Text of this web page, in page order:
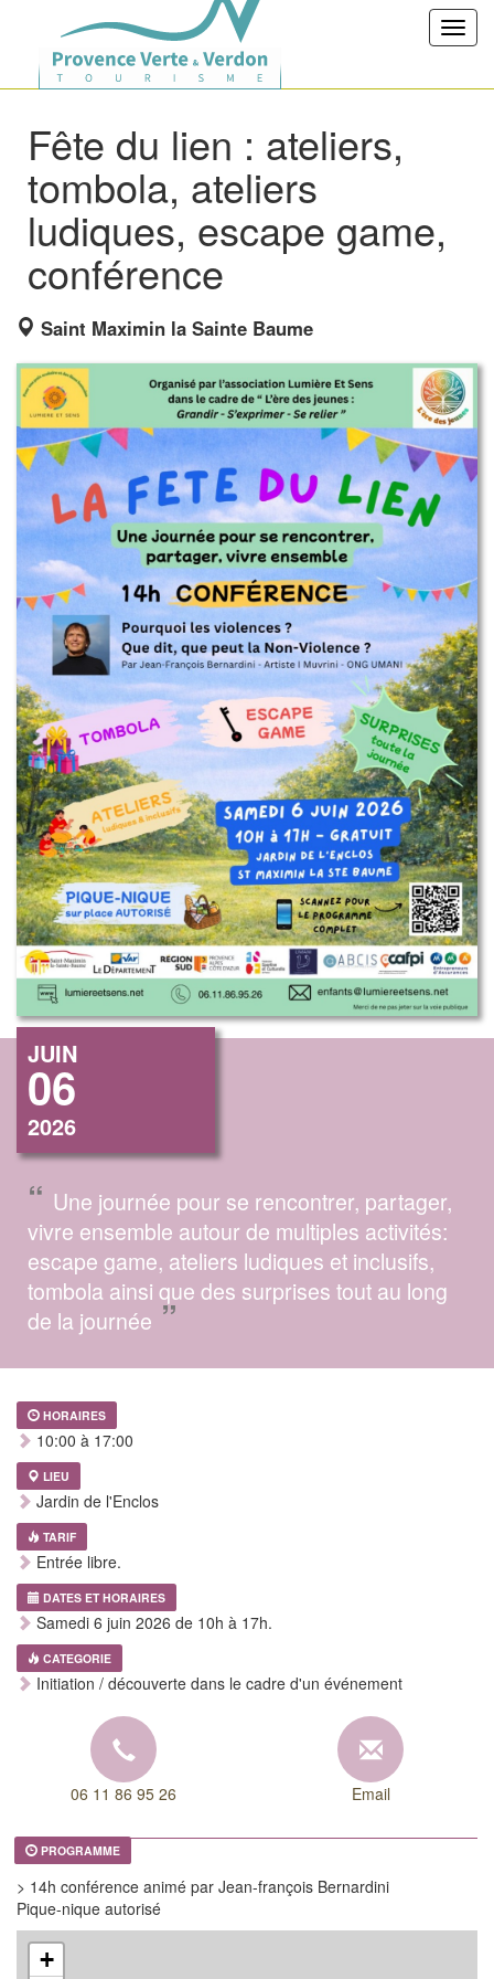
Fête du lien : ateliers,
tombola, ateliers
ludiques, escape game,
conférence
Saint Maximin la Sainte Baume
JUIN
06
2026
“ Une journée pour se rencontrer, partager,
vivre ensemble autour de multiples activités:
escape game, ateliers ludiques et inclusifs,
tombola ainsi que des surprises tout au long
de la journée ”
HORAIRES
10:00 à 17:00
LIEU
Jardin de l'Enclos
TARIF
Entrée libre.
DATES ET HORAIRES
Samedi 6 juin 2026 de 10h à 17h.
CATEGORIE
Initiation / découverte dans le cadre d'un événement
06 11 86 95 26 Email
PROGRAMME
> 14h conférence animé par Jean-françois Bernardini
Pique-nique autorisé
+